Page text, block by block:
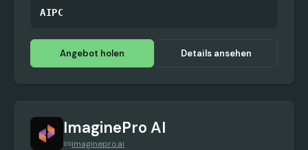
AIPC
Angebot holen Details ansehen
ImaginePro AI
imaginepro.ai